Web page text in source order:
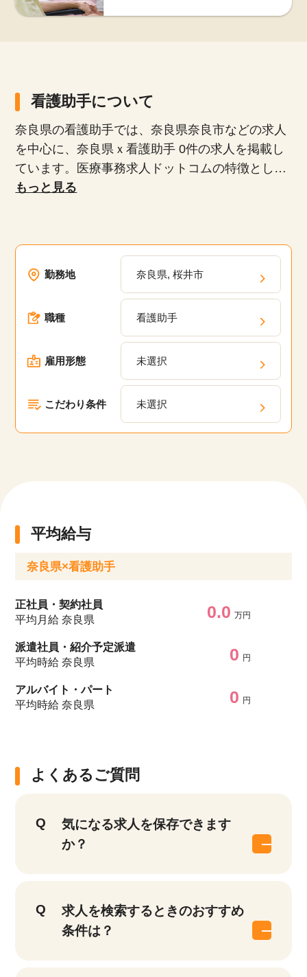
看護助手について
奈良県の看護助手では、奈良県奈良市などの求人
を中心に、奈良県ｘ看護助手 0件の求人を掲載し
ています。医療事務求人ドットコムの特徴とし
て、正社員、派遣社員、扶養内パート、時短勤務
介します。未経験者や無資格者、ブランクがある
代、50代といった幅広い年齢層が活躍している職
場の求人が多数あります。弊社の派遣・委託現場
においてスキルアップのための研修プログラム
や、キャリアパスの相談、定期的なフィードバッ
クを通じて、あなたのキャリアアップを支援しま
もっと見る
勤務地 奈良県, 桜井市
職種 看護助手
雇用形態 未選択
こだわり条件 未選択
平均給与
奈良県×看護助手
正社員・契約社員
平均月給 奈良県
0.0 万円
派遣社員・紹介予定派遣
平均時給 奈良県
0 円
アルバイト・パート
平均時給 奈良県
0 円
よくあるご質問
気になる求人を保存できます
か？
求人を検索するときのおすすめ
条件は？